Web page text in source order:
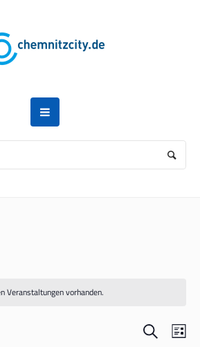
Veranstaltungen vorhanden.
SUCHE